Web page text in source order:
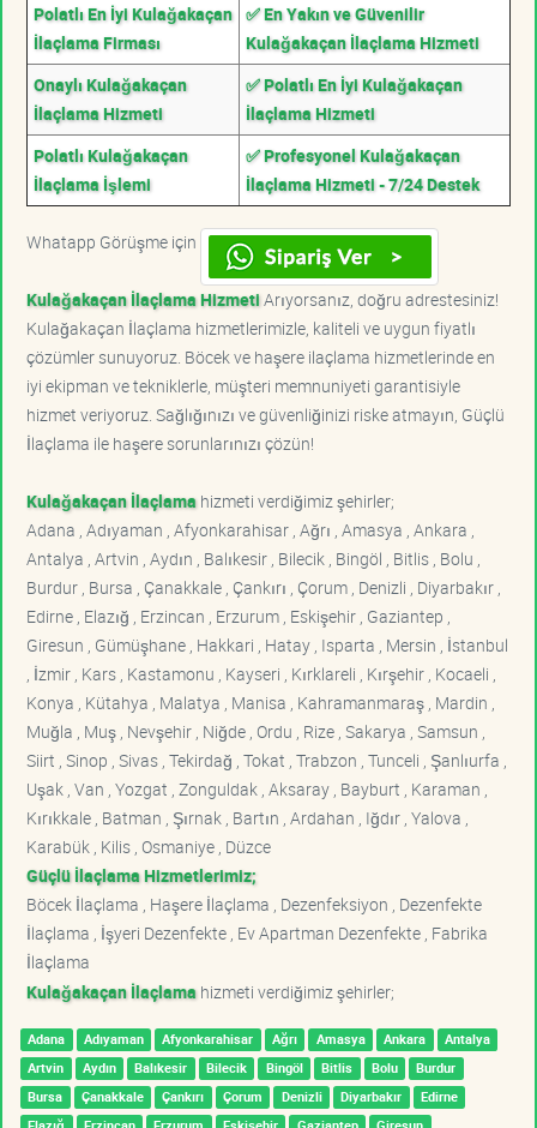
Polatlı En İyi Kulağakaçan
İlaçlama Firması
✅ En Yakın ve Güvenilir
Kulağakaçan İlaçlama Hizmeti
Onaylı Kulağakaçan
İlaçlama Hizmeti
✅ Polatlı En İyi Kulağakaçan
İlaçlama Hizmeti
Polatlı Kulağakaçan
İlaçlama İşlemi
✅ Profesyonel Kulağakaçan
İlaçlama Hizmeti - 7/24 Destek
Whatapp Görüşme için
Kulağakaçan İlaçlama HizmetiArıyorsanız, doğru adrestesiniz!
Kulağakaçan İlaçlama hizmetlerimizle, kaliteli ve uygun fiyatlı
çözümler sunuyoruz. Böcek ve haşere ilaçlama hizmetlerinde en
iyi ekipman ve tekniklerle, müşteri memnuniyeti garantisiyle
hizmet veriyoruz. Sağlığınızı ve güvenliğinizi riske atmayın, Güçlü
İlaçlama ile haşere sorunlarınızı çözün!
Kulağakaçan İlaçlama hizmeti verdiğimiz şehirler;
Adana , Adıyaman , Afyonkarahisar , Ağrı , Amasya , Ankara ,
Antalya , Artvin , Aydın , Balıkesir , Bilecik , Bingöl , Bitlis , Bolu ,
Burdur , Bursa , Çanakkale , Çankırı , Çorum , Denizli , Diyarbakır ,
Edirne , Elazığ , Erzincan , Erzurum , Eskişehir , Gaziantep ,
Giresun , Gümüşhane , Hakkari , Hatay , Isparta , Mersin , İstanbul
, İzmir , Kars , Kastamonu , Kayseri , Kırklareli , Kırşehir , Kocaeli ,
Konya , Kütahya , Malatya , Manisa , Kahramanmaraş , Mardin ,
Muğla , Muş , Nevşehir , Niğde , Ordu , Rize , Sakarya , Samsun ,
Siirt , Sinop , Sivas , Tekirdağ , Tokat , Trabzon , Tunceli , Şanlıurfa ,
Uşak , Van , Yozgat , Zonguldak , Aksaray , Bayburt , Karaman ,
Kırıkkale , Batman , Şırnak , Bartın , Ardahan , Iğdır , Yalova ,
Karabük , Kilis , Osmaniye , Düzce
Güçlü İlaçlama Hizmetlerimiz;
Böcek İlaçlama , Haşere İlaçlama , Dezenfeksiyon , Dezenfekte
İlaçlama , İşyeri Dezenfekte , Ev Apartman Dezenfekte , Fabrika
İlaçlama
Kulağakaçan İlaçlama hizmeti verdiğimiz şehirler;
Adana Adıyaman Afyonkarahisar Ağrı Amasya Ankara
Antalya
Artvin
Aydın Balıkesir Bilecik Bingöl Bitlis Bolu
Burdur
Bursa
Çanakkale Çankırı Çorum Denizli Diyarbakır
Edirne